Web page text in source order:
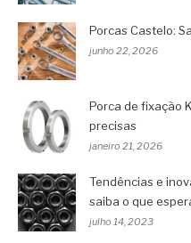
Porcas Castelo:
junho 22, 2026
Porca de fixação
precisas
janeiro 21, 2026
Tendências e
saiba o que
julho 14, 2023